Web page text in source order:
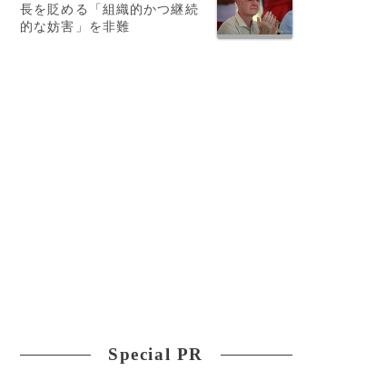
長を貶める「組織的かつ継続
的な妨害」を非難
Special PR